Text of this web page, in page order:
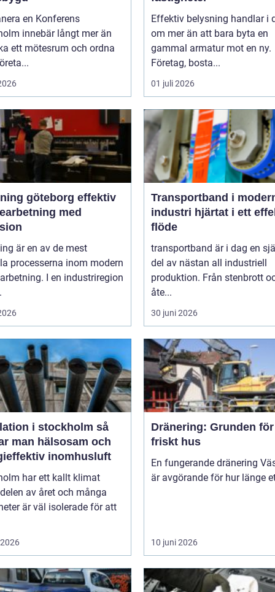
en Konferens
innebär långt mer än
ett mötesrum och ordna
Effektiv belysning handlar i
om mer än att bara byta en
gammal armatur mot en ny.
Företag, bosta...
01 juli 2026
göteborg effektiv
med
är en av de mest
processerna inom modern
I en industriregion
Transportband i
industri hjärtat i ett effektivt
flöde
transportband är i dag en
del av nästan all industriell
produktion. Från stenbrott
åte...
30 juni 2026
i stockholm så
man hälsosam och
inomhusluft
har ett kallt klimat
av året och många
är väl isolerade för att
Dränering: Grunden
friskt hus
En fungerande dränering
är avgörande för hur länge
10 juni 2026